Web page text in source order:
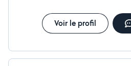
Voir le profil